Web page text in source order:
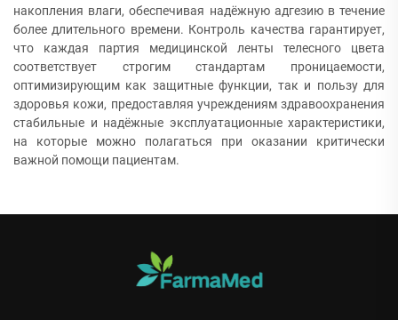
накопления влаги, обеспечивая надёжную адгезию в течение
более длительного времени. Контроль качества гарантирует,
что каждая партия медицинской ленты телесного цвета
соответствует строгим стандартам проницаемости,
оптимизирующим как защитные функции, так и пользу для
здоровья кожи, предоставляя учреждениям здравоохранения
стабильные и надёжные эксплуатационные характеристики,
на которые можно полагаться при оказании критически
важной помощи пациентам.